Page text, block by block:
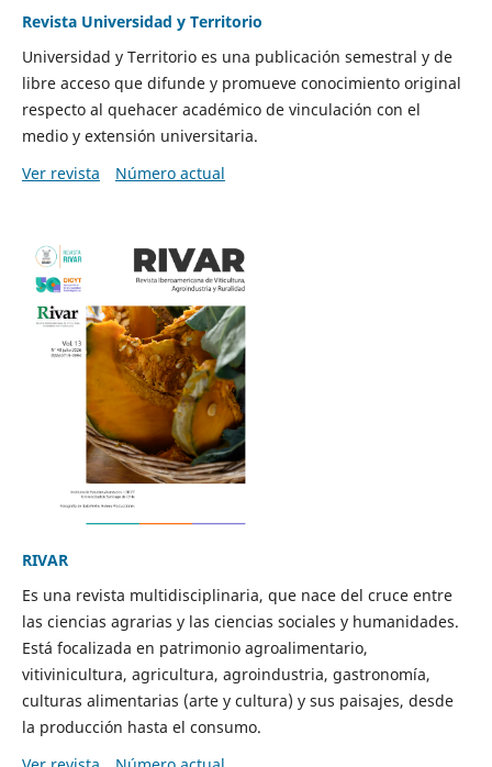
Revista Universidad y Territorio
Universidad y Territorio es una publicación semestral y de
libre acceso que difunde y promueve conocimiento original
respecto al quehacer académico de vinculación con el
medio y extensión universitaria.
Ver revista
Número actual
RIVAR
Es una revista multidisciplinaria, que nace del cruce entre
las ciencias agrarias y las ciencias sociales y humanidades.
Está focalizada en patrimonio agroalimentario,
vitivinicultura, agricultura, agroindustria, gastronomía,
culturas alimentarias (arte y cultura) y sus paisajes, desde
la producción hasta el consumo.